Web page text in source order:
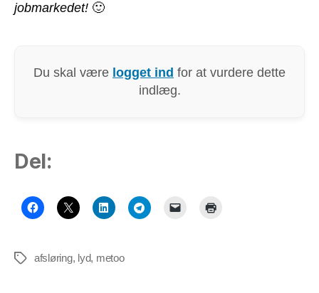
jobmarkedet! 🙂
Du skal være logget ind for at vurdere dette
indlæg.
Del:
Tagsafsløring, lyd, metoo